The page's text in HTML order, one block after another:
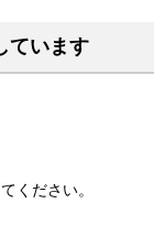
ています
ください。